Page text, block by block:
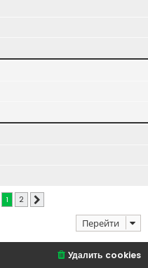
1 2
Перейти
Удалить cookies